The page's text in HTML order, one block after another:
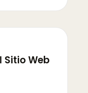
Sitio Web